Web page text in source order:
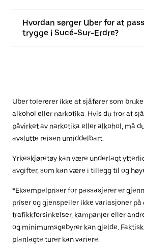
Hvordan sørger Uber for at
trygge i Sucé-Sur-Erdre?
Uber tolererer ikke at sjåfører som
alkohol eller narkotika. Hvis du tror at
påvirket av narkotika eller alkohol, må
avslutte reisen umiddelbart.
Yrkeskjøretøy kan være underlagt
avgifter, som kan være i tillegg til og
*Eksempelpriser for passasjerer er
priser og gjenspeiler ikke variasjoner på
trafikkforsinkelser, kampanjer eller
og minimumsgebyrer kan gjelde.
planlagte turer kan variere.